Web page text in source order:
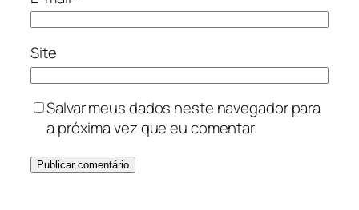
Site
Salvar meus dados neste navegador para
a próxima vez que eu comentar.